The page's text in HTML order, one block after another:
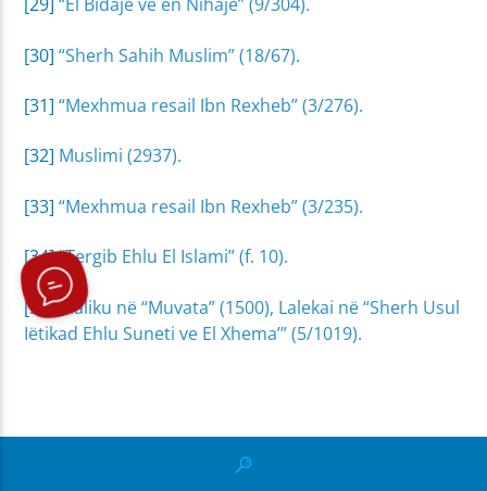
[30] “Sherh Sahih Muslim” (18/67).
[31] “Mexhmua resail Ibn Rexheb” (3/276).
[32] Muslimi (2937).
[33] “Mexhmua resail Ibn Rexheb” (3/235).
[34]“Tergib Ehlu El Islami” (f. 10).
[35]Maliku në “Muvata” (1500), Lalekai në “Sherh Usul
Iëtikad Ehlu Suneti ve El Xhema’” (5/1019).